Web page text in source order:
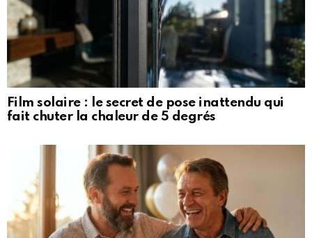
Film solaire : le secret de pose inattendu qui
fait chuter la chaleur de 5 degrés